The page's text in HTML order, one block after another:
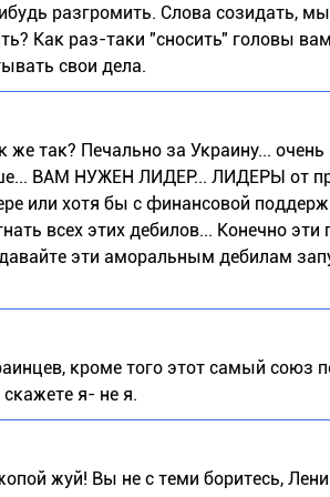
разгромить. Слова созидать,
Как раз-таки "сносить" головы
свои дела.
так? Печально за Украину... очень
ВАМ НУЖЕН ЛИДЕР... ЛИДЕРЫ от
или хотя бы с финансовой
всех этих дебилов... Конечно эти
эти аморальным дебилам
кроме того этот самый союз
я- не я.
жуй! Вы не с теми боритесь,